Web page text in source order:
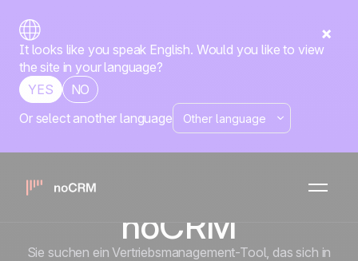
It looks like you speak English. Would you like to view
the site in your language?
YES
NO
Or select another language
Native
Make (ex
Integromat)
noCRM
Sie suchen ein Vertriebsmanagement-Tool, das sich in